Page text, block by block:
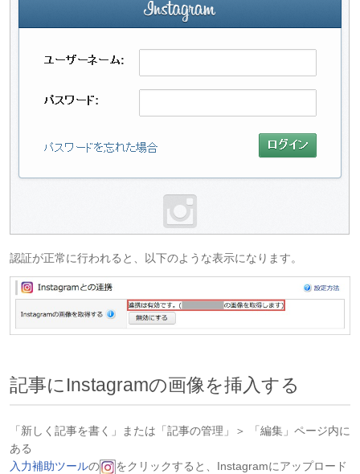
認証が正常に行われると、以下のような表示になります。
記事にInstagramの画像を挿入する
「新しく記事を書く」または「記事の管理」＞ 「編集」ページ内に
ある
入力補助ツールの
をクリックすると、Instagramにアップロード